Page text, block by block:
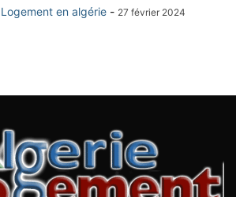
Logement en algérie - 27 février 2024